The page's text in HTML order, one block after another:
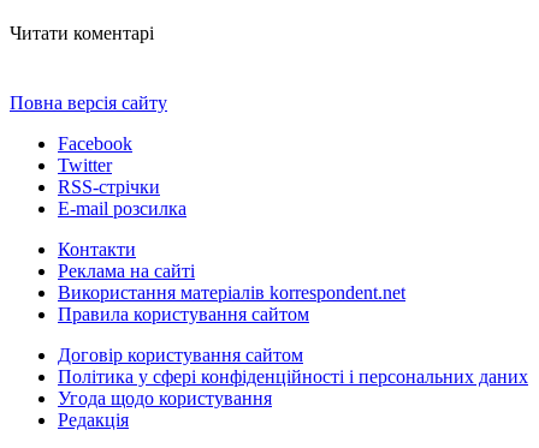
Читати коментарі
Повна версія сайту
Facebook
Twitter
RSS-стрічки
E-mail розсилка
Контакти
Реклама на сайті
Використання матеріалів korrespondent.net
Правила користування сайтом
Договір користування сайтом
Політика у сфері конфіденційності і персональних даних
Угода щодо користування
Редакція